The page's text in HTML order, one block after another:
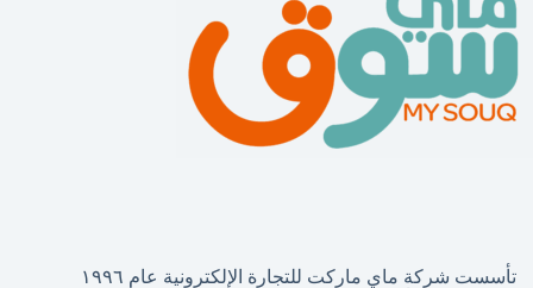
تأسست شركة ماي ماركت للتجارة الإلكترونية عام ١٩٩٦